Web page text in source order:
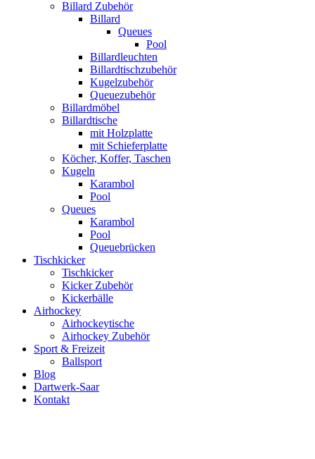
Billard Zubehör
Billard
Queues
Pool
Billardleuchten
Billardtischzubehör
Kugelzubehör
Queuezubehör
Billardmöbel
Billardtische
mit Holzplatte
mit Schieferplatte
Köcher, Koffer, Taschen
Kugeln
Karambol
Pool
Queues
Karambol
Pool
Queuebrücken
Tischkicker
Tischkicker
Kicker Zubehör
Kickerbälle
Airhockey
Airhockeytische
Airhockey Zubehör
Sport & Freizeit
Ballsport
Blog
Dartwerk-Saar
Kontakt